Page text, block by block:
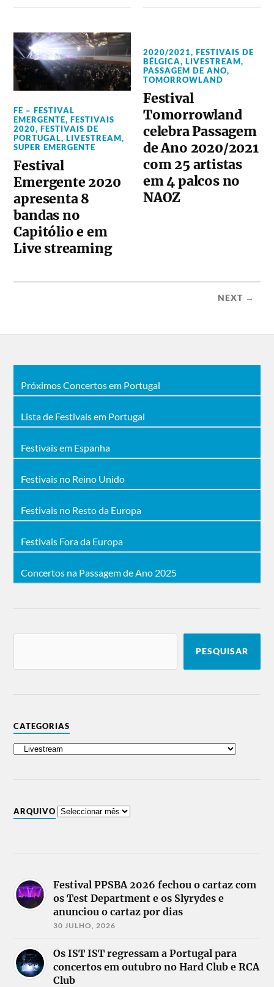
FE – FESTIVAL
EMERGENTE,FESTIVAIS
2020,FESTIVAIS DE
PORTUGAL,LIVESTREAM,
SUPER EMERGENTE
Festival
Emergente 2020
apresenta 8
bandas no
Capitólio e em
Live streaming
2020/2021,FESTIVAIS DE
BÉLGICA,LIVESTREAM,
PASSAGEM DE ANO,
TOMORROWLAND
Festival
Tomorrowland
celebra Passagem
de Ano 2020/2021
com 25 artistas
em 4 palcos no
NAOZ
NEXT →
Próximos Concertos em Portugal
Lista de Festivais em Portugal
Festivais em Espanha
Festivais no Reino Unido
Festivais no Resto da Europa
Festivais Fora da Europa
Concertos na Passagem de Ano 2025
PESQUISAR
CATEGORIAS
ARQUIVO
Festival PPSBA 2026 fechou o cartaz com
os Test Department e os Slyrydes e
anunciou o cartaz por dias
30 JULHO, 2026
Os IST IST regressam a Portugal para
concertos em outubro no Hard Club e RCA
Club